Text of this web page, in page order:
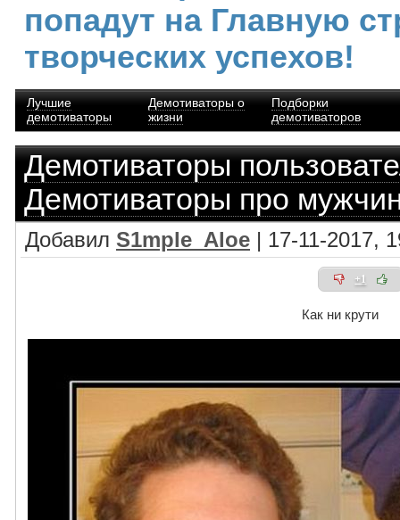
попадут на Главную
творческих успехов!
Лучшие
демотиваторы
Демотиваторы о
жизни
Подборки
демотиваторов
Демотиваторы
Демотиваторы про
Добавил S1mple_Aloe | 17-11-2017,
+1
Как ни крути